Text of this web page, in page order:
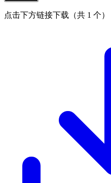
点击下方链接下载（共 1 个）